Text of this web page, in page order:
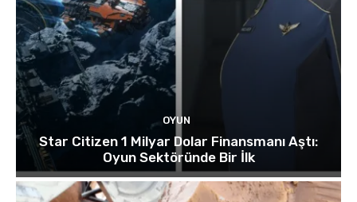
OYUN
Star Citizen 1 Milyar Dolar Finansmanı Aştı:
Oyun Sektöründe Bir İlk